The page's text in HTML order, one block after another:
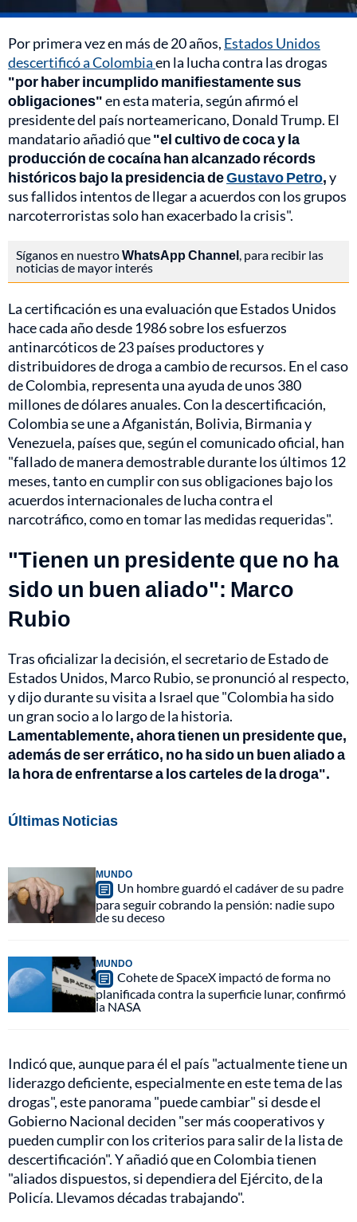
Por primera vez en más de 20 años, Estados Unidos
descertificó a Colombiaen la lucha contra las drogas
"por haber incumplido manifiestamente sus
obligaciones"en esta materia, según afirmó el
presidente del país norteamericano, Donald Trump. El
mandatario añadió que"el cultivo de coca y la
producción de cocaína han alcanzado récords
históricos bajo la presidencia deGustavo Petro,y
sus fallidos intentos de llegar a acuerdos con los grupos
narcoterroristas solo han exacerbado la crisis".
Síganos en nuestroWhatsApp Channel , para recibir las
noticias de mayor interés
La certificación es una evaluación que Estados Unidos
hace cada año desde 1986 sobre los esfuerzos
antinarcóticos de 23 países productores y
distribuidores de droga a cambio de recursos. En el caso
de Colombia, representa una ayuda de unos 380
millones de dólares anuales. Con la descertificación,
Colombia se une a Afganistán, Bolivia, Birmania y
Venezuela, países que, según el comunicado oficial, han
"fallado de manera demostrable durante los últimos 12
meses, tanto en cumplir con sus obligaciones bajo los
acuerdos internacionales de lucha contra el
narcotráfico, como en tomar las medidas requeridas".
"Tienen un presidente que no ha
sido un buen aliado": Marco
Rubio
Tras oficializar la decisión, el secretario de Estado de
Estados Unidos, Marco Rubio, se pronunció al respecto,
y dijo durante su visita a Israel que "Colombia ha sido
un gran socio a lo largo de la historia.
Lamentablemente, ahora tienen un presidente que,
además de ser errático, no ha sido un buen aliado a
la hora de enfrentarse a los carteles de la droga".
Últimas Noticias
MUNDO
Un hombre guardó el cadáver de su padre
para seguir cobrando la pensión: nadie supo
de su deceso
MUNDO
Cohete de SpaceX impactó de forma no
planificada contra la superficie lunar, confirmó
la NASA
Indicó que, aunque para él el país "actualmente tiene un
liderazgo deficiente, especialmente en este tema de las
drogas", este panorama "puede cambiar" si desde el
Gobierno Nacional deciden "ser más cooperativos y
pueden cumplir con los criterios para salir de la lista de
descertificación". Y añadió que en Colombia tienen
"aliados dispuestos, si dependiera del Ejército, de la
Policía. Llevamos décadas trabajando".